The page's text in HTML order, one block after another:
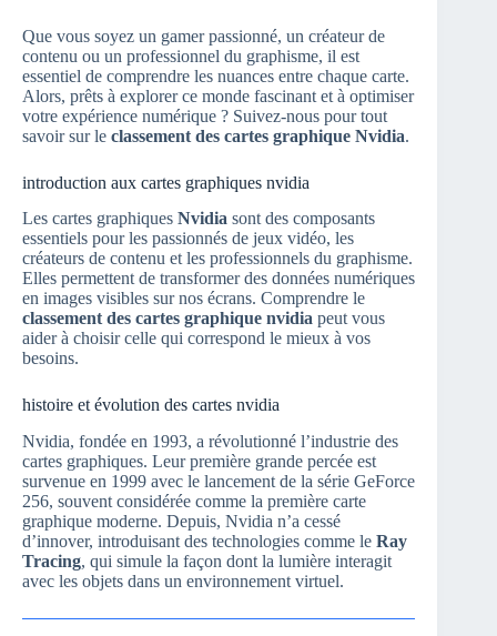
Que vous soyez un gamer passionné, un créateur de
contenu ou un professionnel du graphisme, il est
essentiel de comprendre les nuances entre chaque carte.
Alors, prêts à explorer ce monde fascinant et à optimiser
votre expérience numérique ? Suivez-nous pour tout
savoir sur le classement des cartes graphique Nvidia.
introduction aux cartes graphiques nvidia
Les cartes graphiques Nvidia sont des composants
essentiels pour les passionnés de jeux vidéo, les
créateurs de contenu et les professionnels du graphisme.
Elles permettent de transformer des données numériques
en images visibles sur nos écrans. Comprendre le
classement des cartes graphique nvidia peut vous
aider à choisir celle qui correspond le mieux à vos
besoins.
histoire et évolution des cartes nvidia
Nvidia, fondée en 1993, a révolutionné l’industrie des
cartes graphiques. Leur première grande percée est
survenue en 1999 avec le lancement de la série GeForce
256, souvent considérée comme la première carte
graphique moderne. Depuis, Nvidia n’a cessé
d’innover, introduisant des technologies comme le Ray
Tracing, qui simule la façon dont la lumière interagit
avec les objets dans un environnement virtuel.